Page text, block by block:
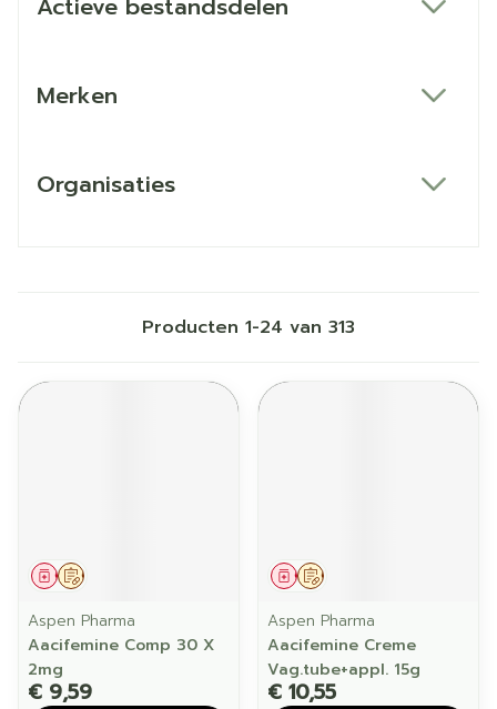
Actieve bestandsdelen
Merken
Organisaties
Producten 1-24 van 313
Op voorschrift
Geneesmiddel
Aspen Pharma
Aacifemine Comp 30 X
2mg
€ 9,59
Op voorschrift
Geneesmiddel
Aspen Pharma
Aacifemine Creme
Vag.tube+appl. 15g
€ 10,55